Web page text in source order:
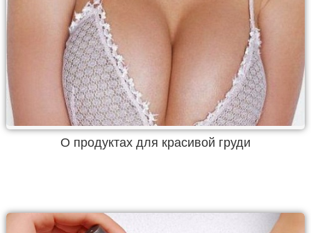
О продуктах для красивой груди